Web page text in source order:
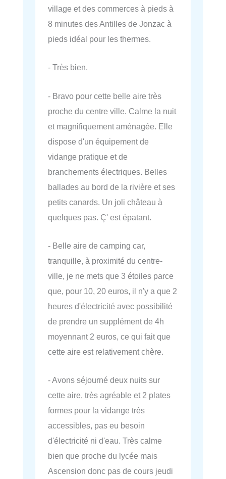
village et des commerces à pieds à
8 minutes des Antilles de Jonzac à
pieds idéal pour les thermes.
- Très bien.
- Bravo pour cette belle aire très
proche du centre ville. Calme la nuit
et magnifiquement aménagée. Elle
dispose d'un équipement de
vidange pratique et de
branchements électriques. Belles
ballades au bord de la rivière et ses
petits canards. Un joli château à
quelques pas. Ç' est épatant.
- Belle aire de camping car,
tranquille, à proximité du centre-
ville, je ne mets que 3 étoiles parce
que, pour 10, 20 euros, il n'y a que 2
heures d'électricité avec possibilité
de prendre un supplément de 4h
moyennant 2 euros, ce qui fait que
cette aire est relativement chère.
- Avons séjourné deux nuits sur
cette aire, très agréable et 2 plates
formes pour la vidange très
accessibles, pas eu besoin
d'électricité ni d'eau. Très calme
bien que proche du lycée mais
Ascension donc pas de cours jeudi